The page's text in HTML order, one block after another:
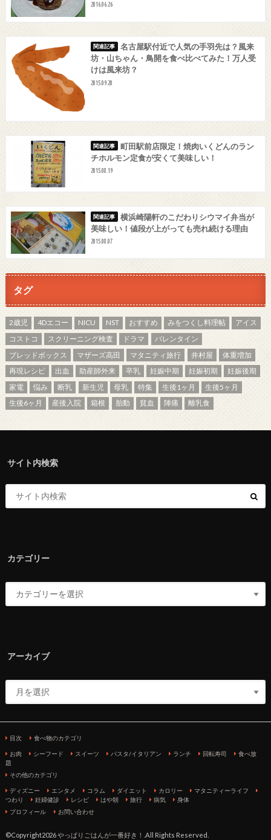
2016.06.26
名古屋駅付近で人気の手羽先は？風来
坊・山ちゃん・鳥開を食べ比べてみた！万人受
けは風来坊？
2015.09.20
町田駅前店限定！焼肉いくどんのラン
チホルモン定食が安くて美味しい！
2015.08.19
横浜崎陽軒のこだわりシウマイ弁当が
美味しい！値段が上がっても売れ続ける理由
2015.08.07
タグ
2歳児 4Dエコー NICU NST おすすめ みをつくし料理帖
アイス
コストコ
スクリーニング検査 ドラマ
バレンタイン
ブレッドボックス
マザーズ高田 マタニティ旅行 井村屋
体重増加
再現レシピ
出血 助産師外来 卒乳 妊娠中期 妊娠初期
妊娠後期
家電
悩み 断乳 新生児 母乳 特集 生後1ヶ月
生後5ヶ月
生後6ヶ月
産後入院 箱根 胎動 貧血 陣痛 離乳食
サイト内検索
カテゴリー
アーカイブ
目次 食べ物のカテゴリ
お肉 シーフード スイーツ パスタ/イタリアン ランチ 回転寿司
食べ放
題
その他のカテゴリ
ディズニー エンタメ コラム ダイエット カロリー
マタニティーライフ
つわり
妊婦健診 レシピ はや朝 旅行 病気
身体
プロフィール
お問い合わせ
©Copyright2026やっぱりごはんが一番好き！ .All Rights Reserved.